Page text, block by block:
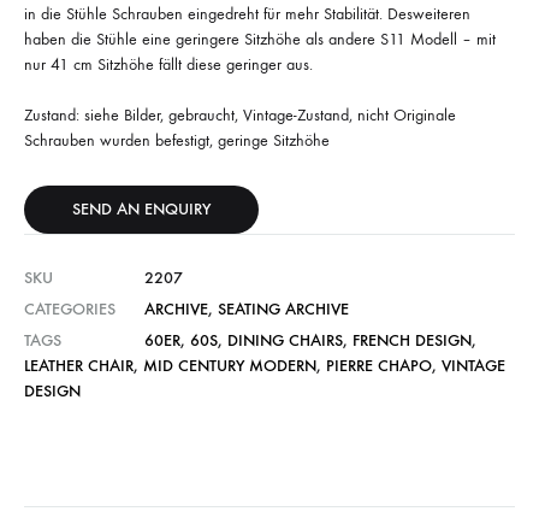
in die Stühle Schrauben eingedreht für mehr Stabilität. Desweiteren
haben die Stühle eine geringere Sitzhöhe als andere S11 Modell – mit
nur 41 cm Sitzhöhe fällt diese geringer aus.
Zustand: siehe Bilder, gebraucht, Vintage-Zustand, nicht Originale
Schrauben wurden befestigt, geringe Sitzhöhe
SEND AN ENQUIRY
SKU
2207
CATEGORIES
ARCHIVE, SEATING ARCHIVE
TAGS
60ER, 60S, DINING CHAIRS, FRENCH DESIGN,
LEATHER CHAIR, MID CENTURY MODERN, PIERRE CHAPO, VINTAGE
DESIGN